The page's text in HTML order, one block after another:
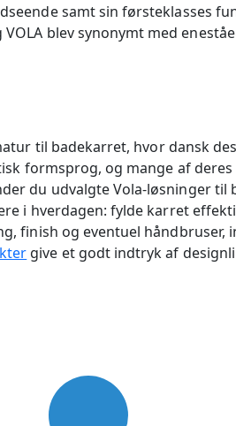
samt sin førsteklasses
blev synonymt med
til badekarret, hvor dansk
formsprog, og mange af
du udvalgte Vola-løsninger
i hverdagen: fylde karret
finish og eventuel håndbruser,
give et godt indtryk af